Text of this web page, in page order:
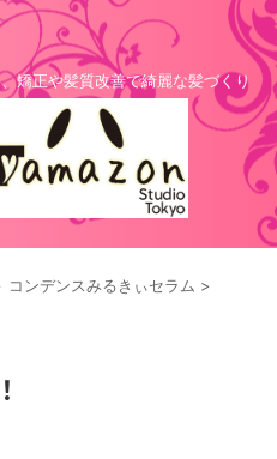
矯正や髪質改善で綺麗な髪づくり
コンデンスみるきぃセラム >